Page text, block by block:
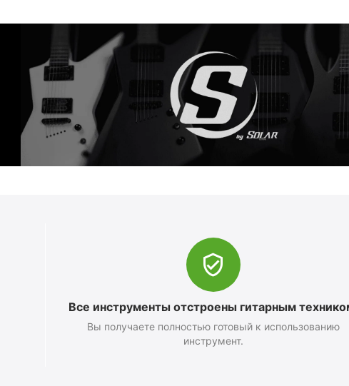
Все инструменты отстроены гитарным
Вы получаете полностью готовый к использованию
инструмент.